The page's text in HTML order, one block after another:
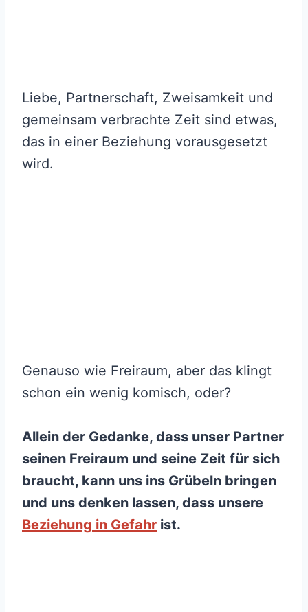
Liebe, Partnerschaft, Zweisamkeit und
gemeinsam verbrachte Zeit sind etwas,
das in einer Beziehung vorausgesetzt
wird.
Genauso wie Freiraum, aber das klingt
schon ein wenig komisch, oder?
Allein der Gedanke, dass unser Partner
seinen Freiraum und seine Zeit für sich
braucht, kann uns ins Grübeln bringen
und uns denken lassen, dass unsere
Beziehung in Gefahr ist.